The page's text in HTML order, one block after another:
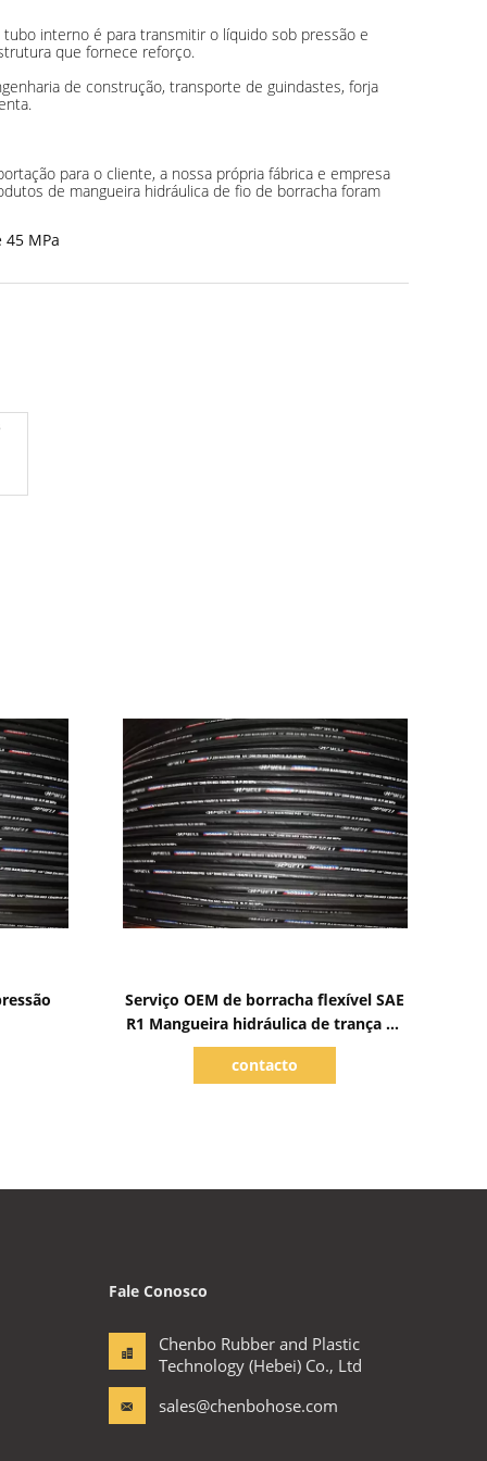
interno é para transmitir o líquido sob pressão e
que fornece reforço.
de construção, transporte de guindastes, forja
para o cliente, a nossa própria fábrica e empresa
de mangueira hidráulica de fio de borracha foram
MPa
Serviço OEM de borracha flexível SAE
R1 Mangueira hidráulica de trança de
arame
contacto
Fale Conosco
Chenbo Rubber and Plastic
Technology (Hebei) Co., Ltd
sales@chenbohose.com